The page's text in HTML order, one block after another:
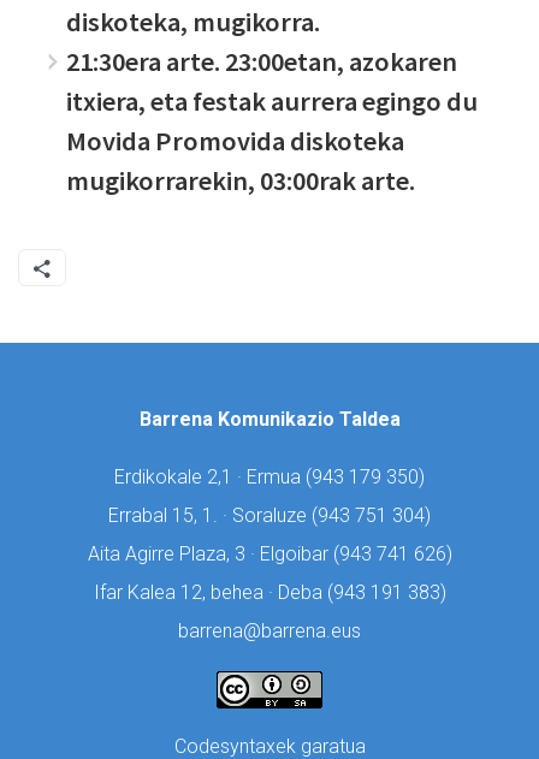
diskoteka, mugikorra.
21:30era arte. 23:00etan, azokaren
itxiera, eta festak aurrera egingo du
Movida Promovida diskoteka
mugikorrarekin, 03:00rak arte.
Barrena Komunikazio Taldea
Erdikokale 2,1 · Ermua (943 179 350)
Errabal 15, 1. · Soraluze (943 751 304)
Aita Agirre Plaza, 3 · Elgoibar (943 741 626)
Ifar Kalea 12, behea · Deba (943 191 383)
barrena@barrena.eus
Codesyntaxek garatua